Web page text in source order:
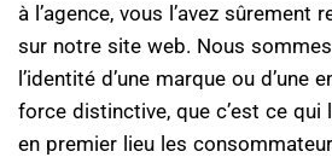
à l’agence, vous l’avez sûrement
sur notre site web. Nous
l’identité d’une marque ou d’une
force distinctive, que c’est ce
en premier lieu les